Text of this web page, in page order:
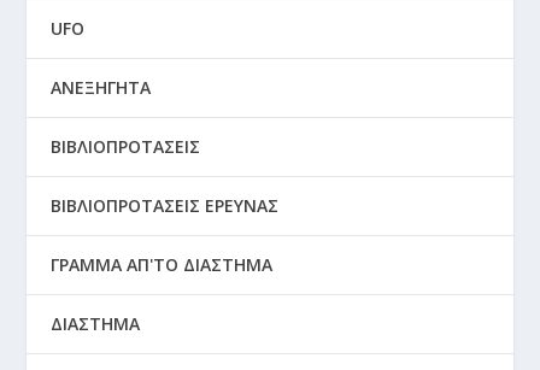
UFO
ΑΝΕΞΗΓΗΤΑ
ΒΙΒΛΙΟΠΡΟΤΑΣΕΙΣ
ΒΙΒΛΙΟΠΡΟΤΑΣΕΙΣ ΕΡΕΥΝΑΣ
ΓΡΑΜΜΑ ΑΠ'ΤΟ ΔΙΑΣΤΗΜΑ
ΔΙΑΣΤΗΜΑ